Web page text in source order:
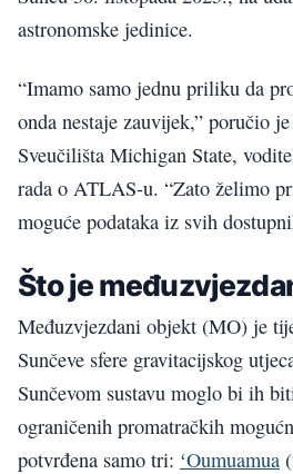
astronomske jedinice.
“Imamo samo jednu priliku da
onda nestaje zauvijek,” poručio
Sveučilišta Michigan State,
rada o ATLAS-u. “Zato želimo
moguće podataka iz svih
Što je
Međuzvjezdani objekt (MO) je
Sunčeve sfere gravitacijskog
Sunčevom sustavu moglo bi ih
ograničenih promatračkih
potvrđena samo tri: ʻOumuamua